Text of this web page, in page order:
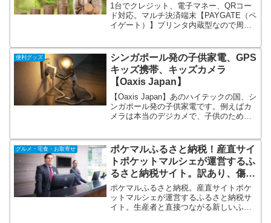
1台でクレジット、電子マネー、QRコー
ド対応。マルチ決済端末【PAYGATE（ペ
イゲート）】プリンタ内蔵型なので周辺
で通信が可能な為、屋外、移動販売など
のシーンでも活躍。
便利グッズ
シンガポール発の子供家電、GPS
キッズ携帯、キッズカメラ
【Oaxis Japan】
【Oaxis Japan】あのハイテックの国、シ
ンガポール発の子供家電です。例えばカ
メラは本当のデジカメで、子供のため
機能がついているキッズ携帯など「新し
い商品」を取り扱っています。
グルメ・宅食・お取寄せ
ポケマルふるさと納税！産直サイ
トポケットマルシェが運営するふ
るさと納税サイト。訳あり、傷あ
りなど、家庭用の返礼品も豊富
ポケマルふるさと納税。産直サイトポケ
ットマルシェが運営するふるさと納税サ
イト。生産者と直接つながる新しいふる